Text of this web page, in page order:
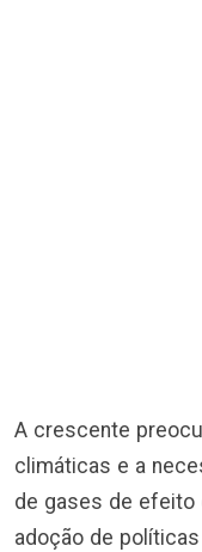
A crescente
climáticas e a
de gases de efeito
adoção de